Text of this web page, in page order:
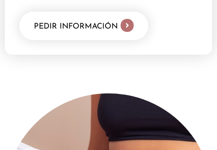
PEDIR INFORMACIÓN